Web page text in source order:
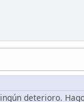
deterioro.